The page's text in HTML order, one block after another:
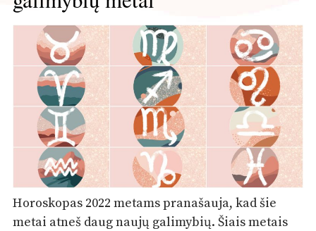
Horoskopas 2022 metams pranašauja, kad šie
metai atneš daug naujų galimybių. Šiais metais